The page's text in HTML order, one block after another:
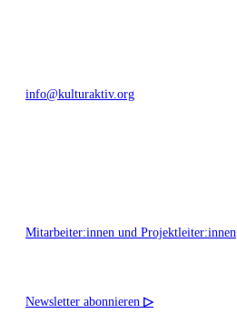
info@kulturaktiv.org
Mitarbeiter:innen und Projektleiter:innen
Newsletter abonnieren ▷